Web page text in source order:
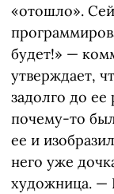
«отошло».
будет!» —
утверждает,
задолго до
почему-то
ее и
него уже
художница. —